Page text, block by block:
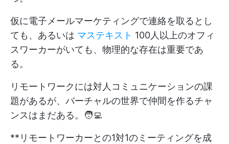
仮に電子メールマーケティングで連絡を取るとし
ても、あるいは マステキスト 100人以上のオフィ
スワーカーがいても、物理的な存在は重要であ
る。
リモートワークには対人コミュニケーションの課
題があるが、バーチャルの世界で仲間を作るチャ
ンスはまだある。🧑‍💻
**リモートワーカーとの1対1のミーティングを成